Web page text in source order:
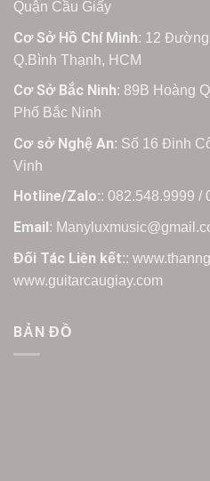
Quận Cầu Giấy
Cơ Sở Hồ Chí Minh: 12 Đường
Q.Bình Thạnh, HCM
Cơ Sở Bắc Ninh: 89B Hoàng
Phố Bắc Ninh
Cơ sở Nghệ An: Số 16 Đinh
Vinh
Hotline/Zalo:: 082.548.9999 /
Email:
Đối Tác Liên kết::
www.guitarcaugiay.com
BẢN ĐỒ